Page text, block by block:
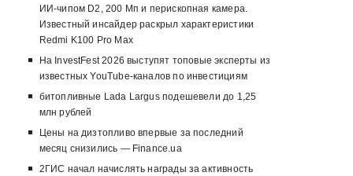
ИИ-чипом D2, 200 Мп и перископная камера.
Известный инсайдер раскрыл характеристики
Redmi K100 Pro Max
На InvestFest 2026 выступят топовые эксперты из
известных YouTube-каналов по инвестициям
битопливные Lada Largus подешевели до 1,25
млн рублей
Цены на дизтопливо впервые за последний
месяц снизились — Finance.ua
2ГИС начал начислять награды за активность